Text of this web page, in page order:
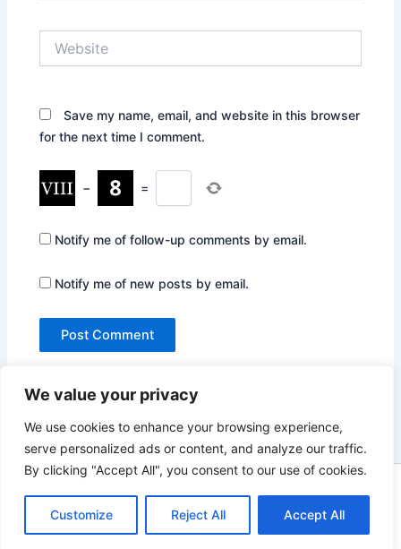
We value your privacy
We use cookies to enhance your browsing experience,
serve personalized ads or content, and analyze our traffic.
By clicking "Accept All", you consent to our use of cookies.
Customize Reject All Accept All
Save my name, email, and website in this browser
for the next time I comment.
− =
Notify me of follow-up comments by email.
Notify me of new posts by email.
Copyright © 2026 Not Only Hollywood | Powered byAstra
WordPress Theme